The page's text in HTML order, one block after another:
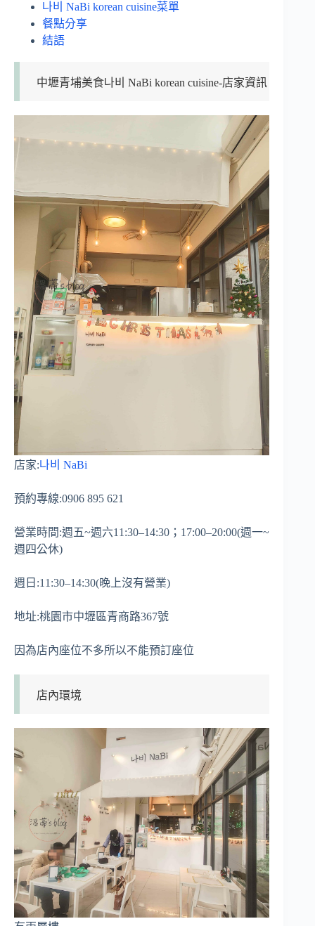
나비 NaBi korean cuisine菜單
餐點分享
結語
中壢青埔美食나비 NaBi korean cuisine-店家資訊
店家:나비 NaBi
預約專線:0906 895 621
營業時間:週五~週六11:30–14:30；17:00–20:00(週一~
週四公休)
週日:11:30–14:30(晚上沒有營業)
地址:桃園市中壢區青商路367號
因為店內座位不多所以不能預訂座位
店內環境